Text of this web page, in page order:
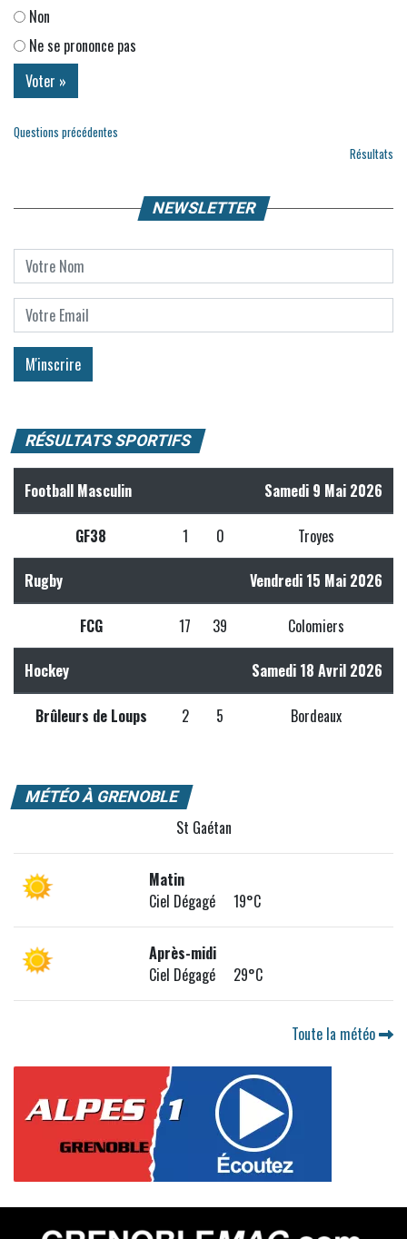
Non
Ne se prononce pas
Questions précédentes
Résultats
NEWSLETTER
RÉSULTATS SPORTIFS
Football Masculin Samedi 9 Mai 2026
GF38 1 0 Troyes
Rugby Vendredi 15 Mai 2026
FCG 17 39 Colomiers
Hockey Samedi 18 Avril 2026
Brûleurs de Loups 2 5 Bordeaux
MÉTÉO À GRENOBLE
St Gaétan
Matin
Ciel Dégagé 19°C
Après-midi
Ciel Dégagé 29°C
Toute la météo